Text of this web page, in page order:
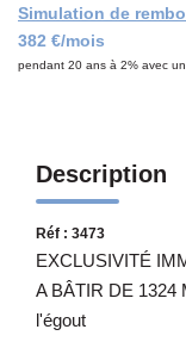
Simulation de
382 €/mois
pendant 20 ans à 2% avec
Description
Réf : 3473
EXCLUSIVITÉ
A BÂTIR DE 1324
l'égout